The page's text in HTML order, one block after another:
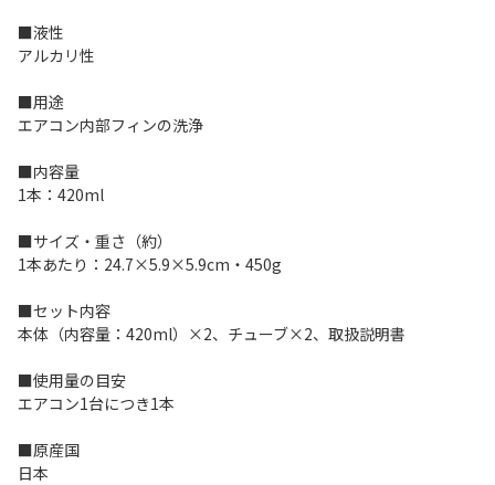
■液性
アルカリ性
■用途
エアコン内部フィンの洗浄
■内容量
1本：420ml
■サイズ・重さ（約）
1本あたり：24.7×5.9×5.9cm・450g
■セット内容
本体（内容量：420ml）×2、チューブ×2、取扱説明書
■使用量の目安
エアコン1台につき1本
■原産国
日本